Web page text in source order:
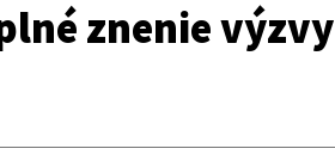
znenie výzvy